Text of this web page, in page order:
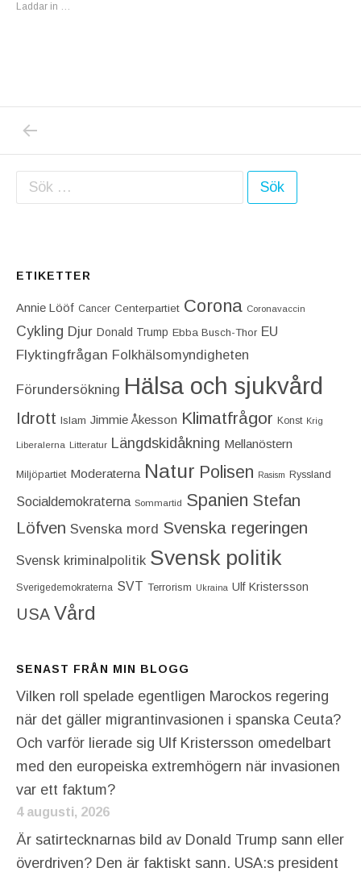
Laddar in …
Inläggsnavigering
Sök efter:
ETIKETTER
Annie Lööf Cancer Centerpartiet‎ Corona Coronavaccin
Cykling Djur Donald Trump Ebba Busch-Thor EU
Flyktingfrågan Folkhälsomyndigheten
Förundersökning Hälsa och sjukvård
Idrott Islam Jimmie Åkesson Klimatfrågor Konst Krig
Liberalerna Litteratur Längdskidåkning Mellanöstern
Miljöpartiet Moderaterna Natur Polisen Rasism Ryssland
Socialdemokraterna Sommartid Spanien Stefan
Löfven Svenska mord Svenska regeringen
Svensk kriminalpolitik Svensk politik
Sverigedemokraterna SVT Terrorism Ukraina Ulf Kristersson
USA Vård
SENAST FRÅN MIN BLOGG
Vilken roll spelade egentligen Marockos regering
när det gäller migrantinvasionen i spanska Ceuta?
Och varför lierade sig Ulf Kristersson omedelbart
med den europeiska extremhögern när invasionen
var ett faktum?
4 augusti, 2026
Är satirtecknarnas bild av Donald Trump sann eller
överdriven? Den är faktiskt sann. USA:s president